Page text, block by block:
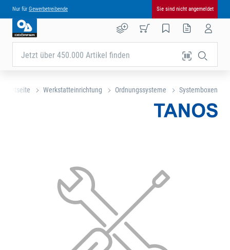
Nur für Gewerbetreibende Sie sind nicht angemeldet
Jetzt über 450.000 Artikel finden
Startseite Werkstatteinrichtung Ordnungssysteme Systemboxen